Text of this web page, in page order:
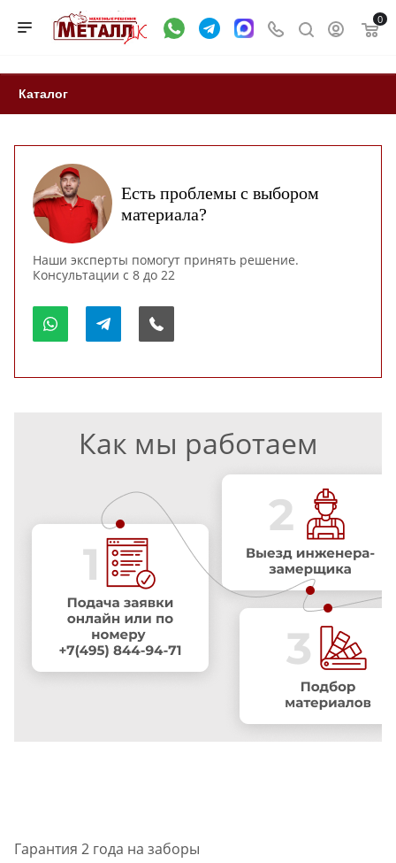
0
Каталог
Есть проблемы с выбором
материала?
Наши эксперты помогут принять решение.
Консультации с 8 до 22
Как мы работаем
Гарантия 2 года на заборы